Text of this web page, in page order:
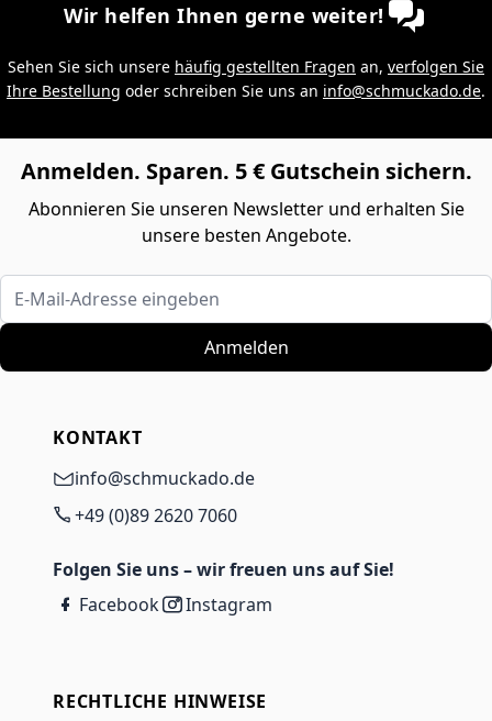
Wir helfen Ihnen gerne weiter!
Sehen Sie sich unsere häufig gestellten Fragen an, verfolgen Sie
Ihre Bestellung oder schreiben Sie uns an info@schmuckado.de.
Anmelden. Sparen. 5 € Gutschein sichern.
Abonnieren Sie unseren Newsletter und erhalten Sie
unsere besten Angebote.
E-Mail-Adresse eingeben
Anmelden
KONTAKT
info@schmuckado.de
+49 (0)89 2620 7060
Folgen Sie uns – wir freuen uns auf Sie!
Facebook
Instagram
RECHTLICHE HINWEISE